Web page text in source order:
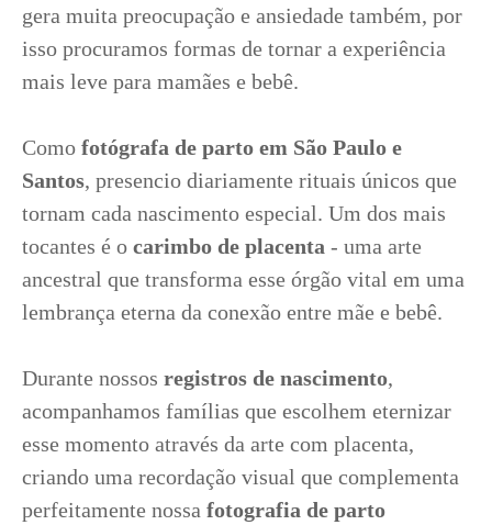
gera muita preocupação e ansiedade também, por
isso procuramos formas de tornar a experiência
mais leve para mamães e bebê.
Como fotógrafa de parto em São Paulo e
Santos, presencio diariamente rituais únicos que
tornam cada nascimento especial. Um dos mais
tocantes é o carimbo de placenta - uma arte
ancestral que transforma esse órgão vital em uma
lembrança eterna da conexão entre mãe e bebê.
Durante nossos registros de nascimento,
acompanhamos famílias que escolhem eternizar
esse momento através da arte com placenta,
criando uma recordação visual que complementa
perfeitamente nossa fotografia de parto